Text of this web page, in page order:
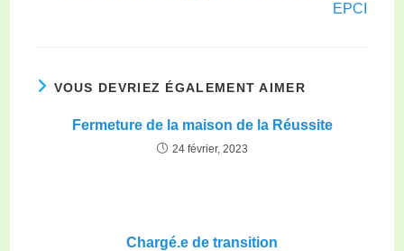
EPCI
VOUS DEVRIEZ ÉGALEMENT AIMER
Fermeture de la maison de la Réussite
24 février, 2023
Chargé.e de transition